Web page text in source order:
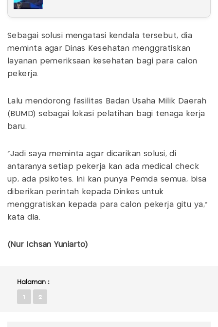
Sebagai solusi mengatasi kendala tersebut, dia
meminta agar Dinas Kesehatan menggratiskan
layanan pemeriksaan kesehatan bagi para calon
pekerja.
Lalu mendorong fasilitas Badan Usaha Milik Daerah
(BUMD) sebagai lokasi pelatihan bagi tenaga kerja
baru.
"Jadi saya meminta agar dicarikan solusi, di
antaranya setiap pekerja kan ada medical check
up, ada psikotes. Ini kan punya Pemda semua, bisa
diberikan perintah kepada Dinkes untuk
menggratiskan kepada para calon pekerja gitu ya,"
kata dia.
(Nur Ichsan Yuniarto)
Halaman :
1 2